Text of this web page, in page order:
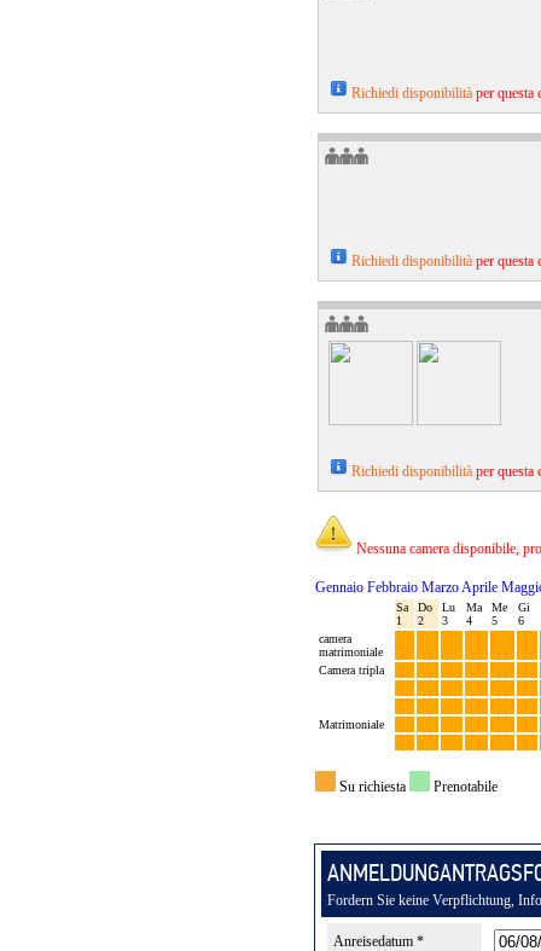
Richiedi disponibilità per questa
Richiedi disponibilità per questa
Richiedi disponibilità per questa
Nessuna camera disponibile,
Fordern Sie keine Verpflichtung,
Anreisedatum *